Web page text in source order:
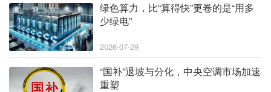
绿色算力，比“算得快”更卷的是“用多
少绿电”
2026-07-29
“国补”退坡与分化，中央空调市场加速
重塑